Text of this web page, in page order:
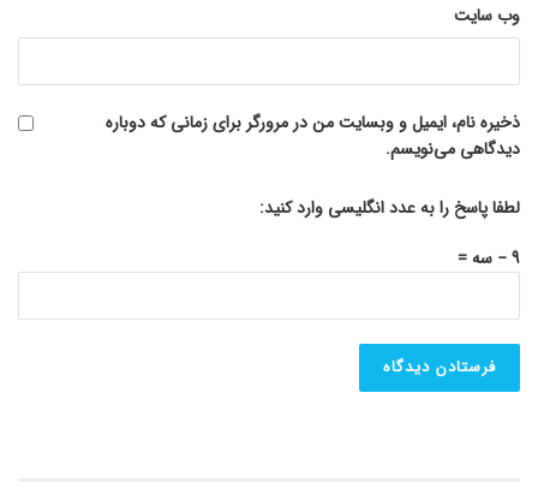
وب‌ سایت
ذخیره نام، ایمیل و وبسایت من در مرورگر برای زمانی که دوباره
دیدگاهی می‌نویسم.
لطفا پاسخ را به عدد انگلیسی وارد کنید:
9 − سه =